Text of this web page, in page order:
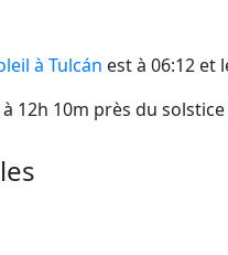
à Tulcán est à 06:12 et
12h 10m près du